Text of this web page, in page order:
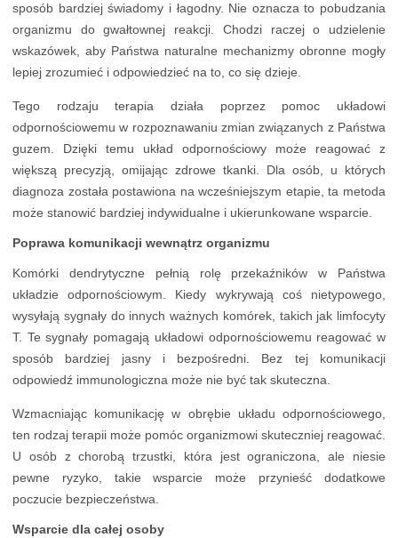
sposób bardziej świadomy i łagodny. Nie oznacza to pobudzania
organizmu do gwałtownej reakcji. Chodzi raczej o udzielenie
wskazówek, aby Państwa naturalne mechanizmy obronne mogły
lepiej zrozumieć i odpowiedzieć na to, co się dzieje.
Tego rodzaju terapia działa poprzez pomoc układowi
odpornościowemu w rozpoznawaniu zmian związanych z Państwa
guzem. Dzięki temu układ odpornościowy może reagować z
większą precyzją, omijając zdrowe tkanki. Dla osób, u których
diagnoza została postawiona na wcześniejszym etapie, ta metoda
może stanowić bardziej indywidualne i ukierunkowane wsparcie.
Poprawa komunikacji wewnątrz organizmu
Komórki dendrytyczne pełnią rolę przekaźników w Państwa
układzie odpornościowym. Kiedy wykrywają coś nietypowego,
wysyłają sygnały do innych ważnych komórek, takich jak limfocyty
T. Te sygnały pomagają układowi odpornościowemu reagować w
sposób bardziej jasny i bezpośredni. Bez tej komunikacji
odpowiedź immunologiczna może nie być tak skuteczna.
Wzmacniając komunikację w obrębie układu odpornościowego,
ten rodzaj terapii może pomóc organizmowi skuteczniej reagować.
U osób z chorobą trzustki, która jest ograniczona, ale niesie
pewne ryzyko, takie wsparcie może przynieść dodatkowe
poczucie bezpieczeństwa.
Wsparcie dla całej osoby